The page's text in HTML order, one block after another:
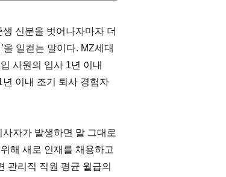
신분을 벗어나자마자 더
일컫는 말이다. MZ세대
사원의 입사 1년 이내
이내 조기 퇴사 경험자
자가 발생하면 말 그대로
해 새로 인재를 채용하고
관리직 직원 평균 월급의